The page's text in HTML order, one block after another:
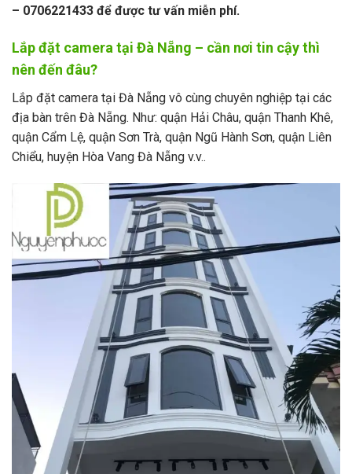
– 0706221433 để được tư vấn miễn phí.
Lắp đặt camera tại Đà Nẵng – cần nơi tin cậy thì
nên đến đâu?
Lắp đặt camera tại Đà Nẵng vô cùng chuyên nghiệp tại các
địa bàn trên Đà Nẵng. Như: quận Hải Châu, quận Thanh Khê,
quận Cẩm Lệ, quận Sơn Trà, quận Ngũ Hành Sơn, quận Liên
Chiểu, huyện Hòa Vang Đà Nẵng v.v..